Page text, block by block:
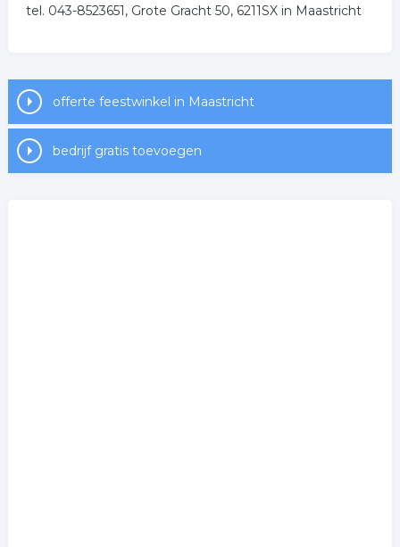
tel. 043-8523651, Grote Gracht 50, 6211SX in Maastricht
offerte feestwinkel in Maastricht
bedrijf gratis toevoegen